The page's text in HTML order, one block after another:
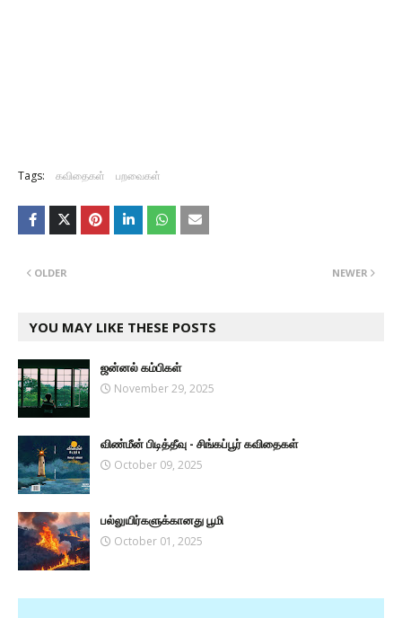
Tags: கவிதைகள் பறவைகள்
NEWER
OLDER
YOU MAY LIKE THESE POSTS
ஜன்னல் கம்பிகள்
November 29, 2025
விண்மீன் பிடித்தீவு - சிங்கப்பூர் கவிதைகள்
October 09, 2025
பல்லுயிர்களுக்கானது பூமி
October 01, 2025